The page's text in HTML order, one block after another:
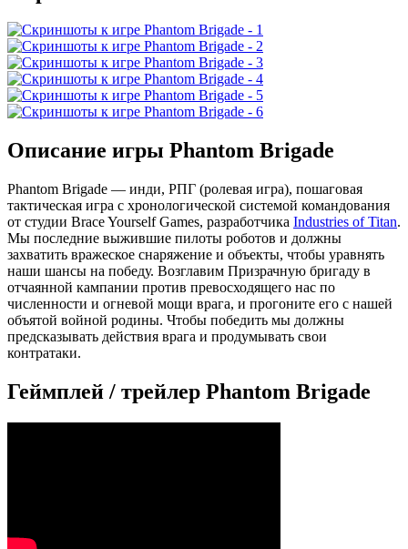
Описание игры Phantom Brigade
Phantom Brigade — инди, РПГ (ролевая игра), пошаговая
тактическая игра с хронологической системой командования
от студии Brace Yourself Games, разработчика Industries of Titan.
Мы последние выжившие пилоты роботов и должны
захватить вражеское снаряжение и объекты, чтобы уравнять
наши шансы на победу. Возглавим Призрачную бригаду в
отчаянной кампании против превосходящего нас по
численности и огневой мощи врага, и прогоните его с нашей
объятой войной родины. Чтобы победить мы должны
предсказывать действия врага и продумывать свои
контратаки.
Геймплей / трейлер Phantom Brigade